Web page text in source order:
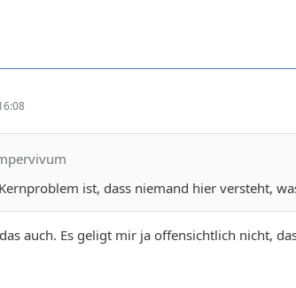
ist, dass niemand hier versteht,
auch. Es geligt mir ja offensichtlich nicht,